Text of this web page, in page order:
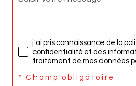
j'ai pris connaissance de la
confidentialité et des
traitement de mes données
* Champ obligatoire